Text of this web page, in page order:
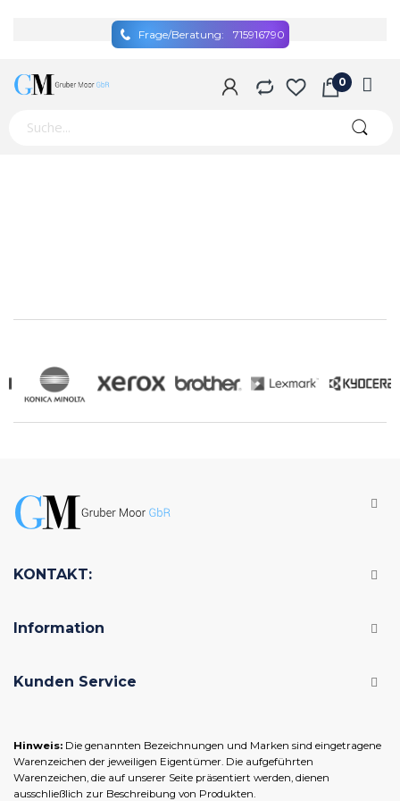
Frage/Beratung: 715916790
KONTAKT:
Information
Kunden Service
Hinweis: Die genannten Bezeichnungen und Marken sind eingetragene
Warenzeichen der jeweiligen Eigentümer. Die aufgeführten
Warenzeichen, die auf unserer Seite präsentiert werden, dienen
ausschließlich zur Beschreibung von Produkten.